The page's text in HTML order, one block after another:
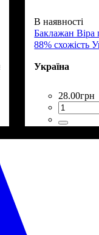
В наявності
Баклажан Віра
88% схожість
Україна
28.00грн